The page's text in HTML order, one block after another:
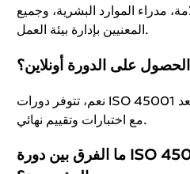
مدراء الموارد البشرية، وجميع
المعنيين بإدارة بيئة العمل.
على الدورة أونلاين؟
نعم، تتوفر دورات ISO 45001 المعتمدة بنظام التعليم عن بُعد
مع اختبارات وتقييم نهائي.
ما الفرق بين دورة ISO 45001 والشهادة